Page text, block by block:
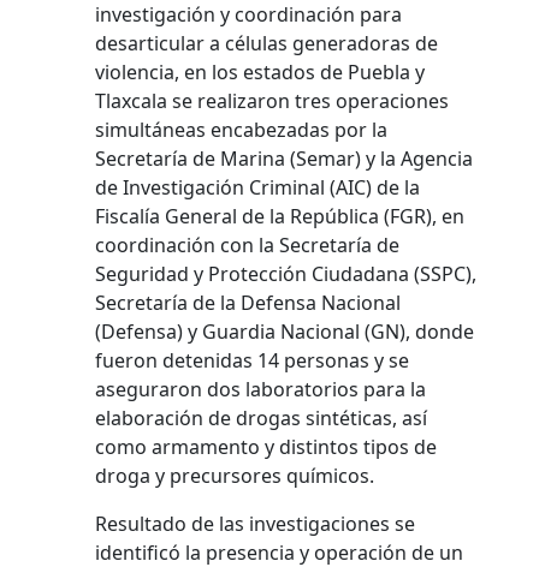
investigación y coordinación para
desarticular a células generadoras de
violencia, en los estados de Puebla y
Tlaxcala se realizaron tres operaciones
simultáneas encabezadas por la
Secretaría de Marina (Semar) y la Agencia
de Investigación Criminal (AIC) de la
Fiscalía General de la República (FGR), en
coordinación con la Secretaría de
Seguridad y Protección Ciudadana (SSPC),
Secretaría de la Defensa Nacional
(Defensa) y Guardia Nacional (GN), donde
fueron detenidas 14 personas y se
aseguraron dos laboratorios para la
elaboración de drogas sintéticas, así
como armamento y distintos tipos de
droga y precursores químicos.
Resultado de las investigaciones se
identificó la presencia y operación de un